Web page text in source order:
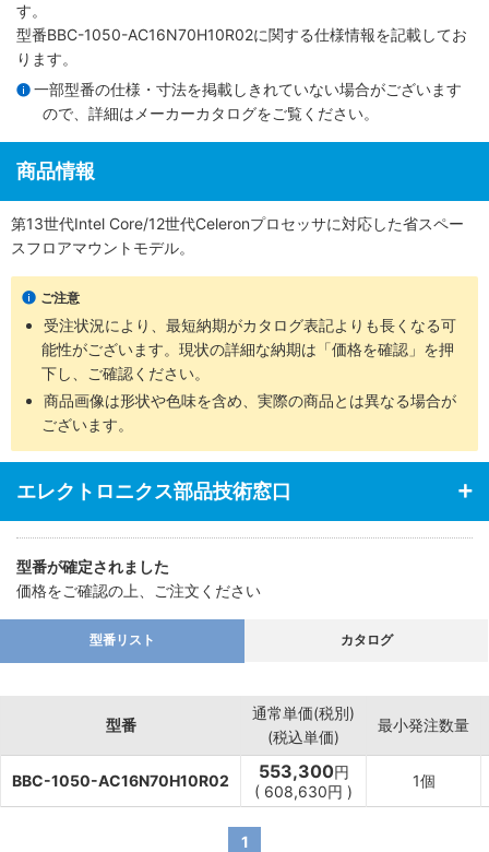
す。
型番BBC-1050-AC16N70H10R02に関する仕様情報を記載してお
ります。
一部型番の仕様・寸法を掲載しきれていない場合がございます
ので、詳細は メーカーカタログをご覧ください。
商品情報
第13世代Intel Core/12世代Celeronプロセッサに対応した省スペー
スフロアマウントモデル。
ご注意
受注状況により、最短納期がカタログ表記よりも長くなる可
能性がございます。現状の詳細な納期は「価格を確認」を押
下し、ご確認ください。
商品画像は形状や色味を含め、実際の商品とは異なる場合が
ございます。
エレクトロニクス部品技術窓口
型番が確定されました
価格をご確認の上、ご注文ください
型番リスト カタログ
型番
通常単価(税別)
(税込単価)
最小発注数量
BBC-1050-AC16N70H10R02 553,300円
( 608,630円 )
1個
1